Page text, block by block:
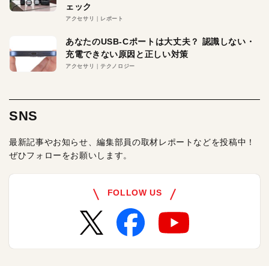
ェック
アクセサリ レポート
あなたのUSB-Cポートは大丈夫？ 認識しない・
充電できない原因と正しい対策
アクセサリ テクノロジー
SNS
最新記事やお知らせ、編集部員の取材レポートなどを投稿中！
ぜひフォローをお願いします。
FOLLOW US